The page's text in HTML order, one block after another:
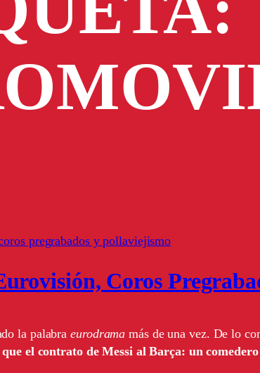
Coros
la palabraeurodrama más de una vez. De lo
el contrato de Messi al Barça: un